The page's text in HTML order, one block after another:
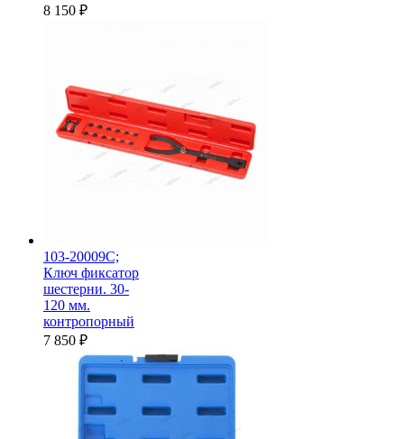
8 150 ₽
103-20009C;
Ключ фиксатор
шестерни. 30-
120 мм.
контропорный
7 850 ₽